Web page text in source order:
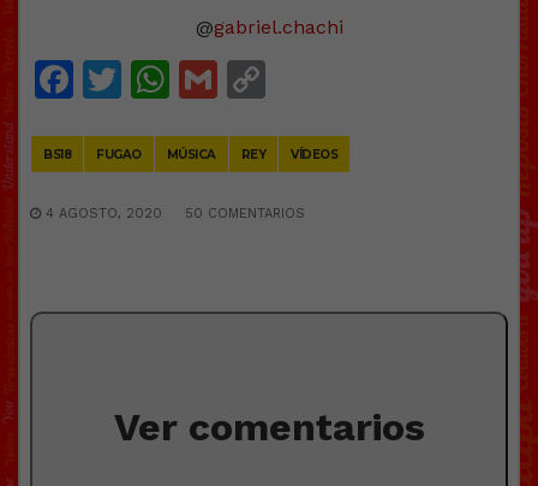
@gabriel.chachi
Facebook
Twitter
WhatsApp
Gmail
BS18 FUGAO MÚSICA REY VÍDEOS
4 AGOSTO, 2020 50 COMENTARIOS
Ver comentarios